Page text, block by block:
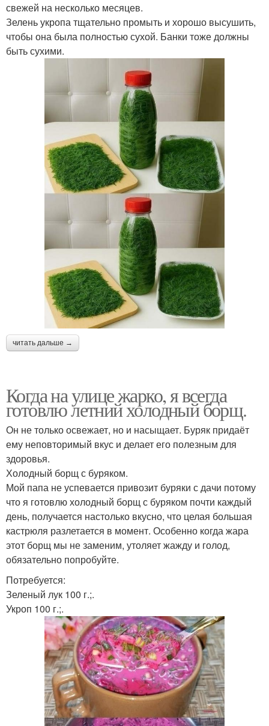
свежей на несколько месяцев.
Зелень укропа тщательно промыть и хорошо высушить,
чтобы она была полностью сухой. Банки тоже должны
быть сухими.
читать дальше →
Когда на улице жарко, я всегда
готовлю летний холодный борщ.
Он не только освежает, но и насыщает. Буряк придаёт
ему неповторимый вкус и делает его полезным для
здоровья.
Холодный борщ с буряком.
Мой папа не успевается привозит буряки с дачи потому
что я готовлю холодный борщ с буряком почти каждый
день, получается настолько вкусно, что целая большая
кастрюля разлетается в момент. Особенно когда жара
этот борщ мы не заменим, утоляет жажду и голод,
обязательно попробуйте.
Потребуется:
Зеленый лук 100 г.;.
Укроп 100 г.;.